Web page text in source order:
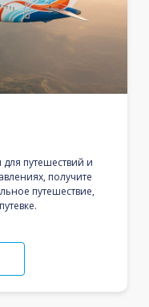
путешествий и
получите
путешествие,